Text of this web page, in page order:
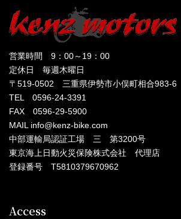
営業時間 9：00～19：00
定休日 毎週木曜日
〒519-0502 三重県伊勢市小俣町相合983-6
TEL 0596-24-3391
FAX 0596-29-5900
MAIL info@kenz-bike.com
中部運輸局認証工場 三 第3200号
東京海上日動火災保険株式会社 代理店
登録番号 T5810379670962
Access